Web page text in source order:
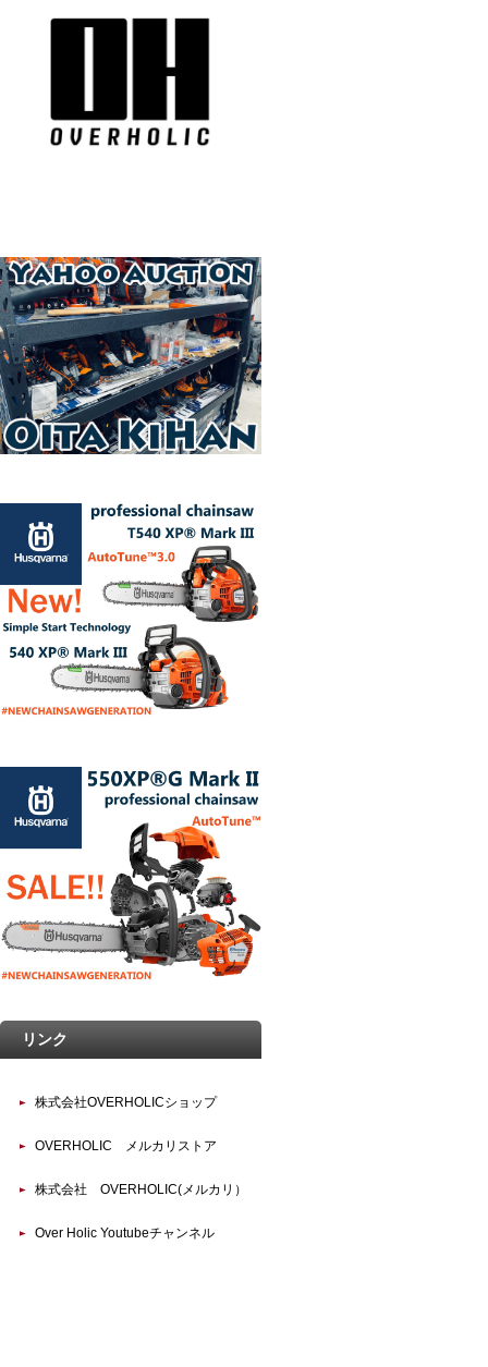
リンク
株式会社OVERHOLICショップ
OVERHOLIC メルカリストア
株式会社 OVERHOLIC(メルカリ）
Over Holic Youtubeチャンネル